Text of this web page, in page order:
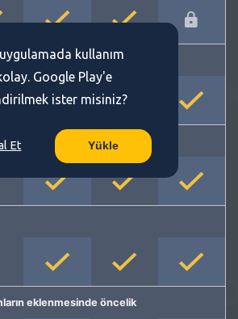
eklenmesinde öncelik
kullanım
Google Play'e
ister misiniz?
Et Yükle